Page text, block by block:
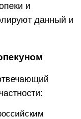
и
данный и